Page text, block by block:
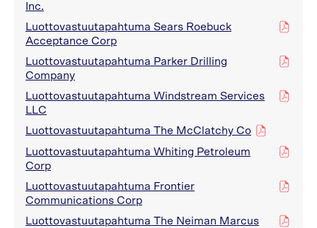
Inc.
Luottovastuutapahtuma Sears Roebuck
Acceptance Corp
pdf
Luottovastuutapahtuma Parker Drilling
Company
pdf
Luottovastuutapahtuma Windstream Services
LLC
pdf
Luottovastuutapahtuma The McClatchy Co
pdf
Luottovastuutapahtuma Whiting Petroleum
Corp
pdf
Luottovastuutapahtuma Frontier
Communications Corp
pdf
Luottovastuutapahtuma The Neiman Marcus
pdf